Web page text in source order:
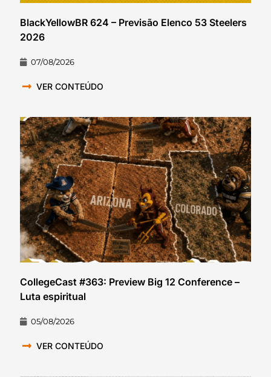
BlackYellowBR 624 – Previsão Elenco 53 Steelers
2026
07/08/2026
VER CONTEÚDO
CollegeCast #363: Preview Big 12 Conference –
Luta espiritual
05/08/2026
VER CONTEÚDO